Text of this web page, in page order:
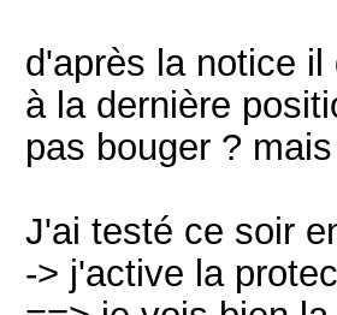
d'après la notice
à la dernière
pas bouger ?
J'ai testé ce soir
-> j'active la